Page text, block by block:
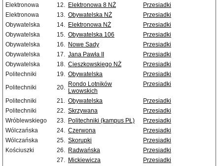
Elektronowa
12. Elektronowa 8 NŻ
Przesiadki
Elektronowa
13. Obywatelska NŻ
Przesiadki
Obywatelska
14. Elektronowa NŻ
Przesiadki
Obywatelska
15. Obywatelska 106
Przesiadki
Obywatelska
16. Nowe Sady
Przesiadki
Obywatelska
17. Jana Pawła II
Przesiadki
Obywatelska
18. Cieszkowskiego NŻ
Przesiadki
Politechniki
19. Obywatelska
Przesiadki
Politechniki
20. Rondo Lotników
Lwowskich
Przesiadki
Politechniki 21. Obywatelska
Przesiadki
Politechniki
22. Skrzywana
Przesiadki
Wróblewskiego
23. Politechniki (kampus PŁ)
Przesiadki
Wólczańska
24. Czerwona
Przesiadki
Wólczańska
25. Skorupki
Przesiadki
Kościuszki
26. Radwańska
Przesiadki
27. Mickiewicza
Przesiadki